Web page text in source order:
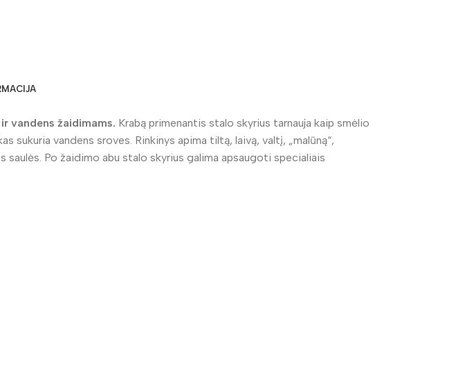
vandens žaidimams. Krabą primenantis stalo skyrius tarnauja kaip smėlio
sukuria vandens sroves. Rinkinys apima tiltą, laivą, valtį, „malūną“,
Po žaidimo abu stalo skyrius galima apsaugoti specialiais